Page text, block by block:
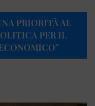
PRIORITÀ AL
PER IL